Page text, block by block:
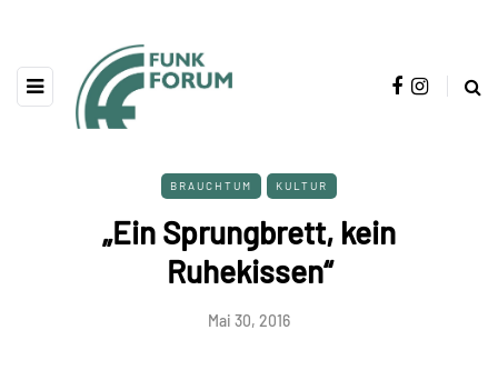
BRAUCHTUM KULTUR
„Ein Sprungbrett, kein
Ruhekissen“
Mai 30, 2016